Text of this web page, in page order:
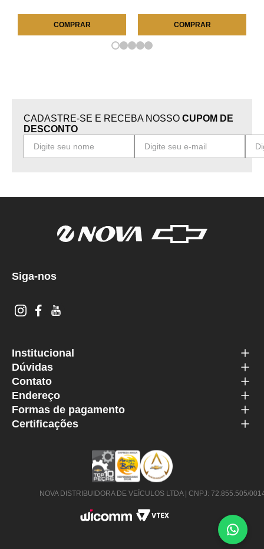
COMPRAR COMPRAR
CADASTRE-SE E RECEBA NOSSO CUPOM DE
DESCONTO
Siga-nos
Institucional
Dúvidas
Contato
Endereço
Formas de pagamento
Certificações
NOVA DISTRIBUIDORA DE VEÍCULOS LTDA | CNPJ: 72.855.505/